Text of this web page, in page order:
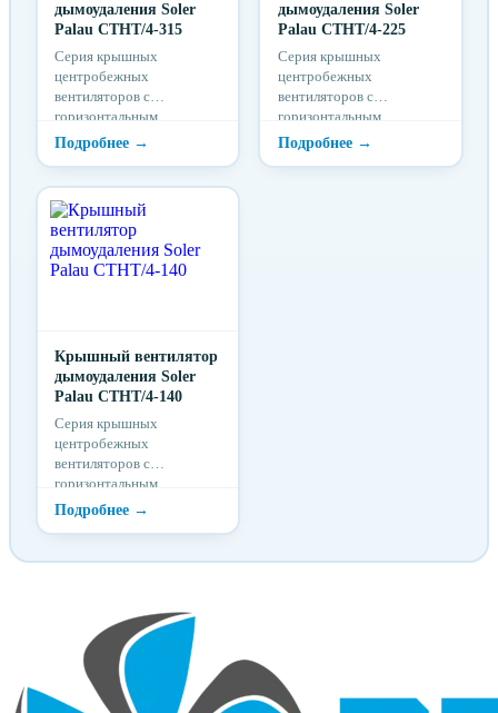
дымоудаления Soler
Palau CTHT/4-315
Серия крышных
центробежных
вентиляторов с
горизонтальным
выбросом воздуха CTHB
/ CTHT разработана
дымоу...
дымоудаления Soler
Palau CTHT/4-225
Серия крышных
центробежных
вентиляторов с
горизонтальным
выбросом воздуха CTHB
/ CTHT разработана
Крышный вентилятор
дымоудаления Soler
Palau CTHT/4-140
Серия крышных
центробежных
вентиляторов с
горизонтальным
выбросом воздуха CTHB
/ CTHT разработана
дымоу...